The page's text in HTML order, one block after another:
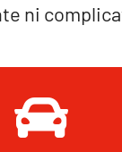
ni
utilitaires.